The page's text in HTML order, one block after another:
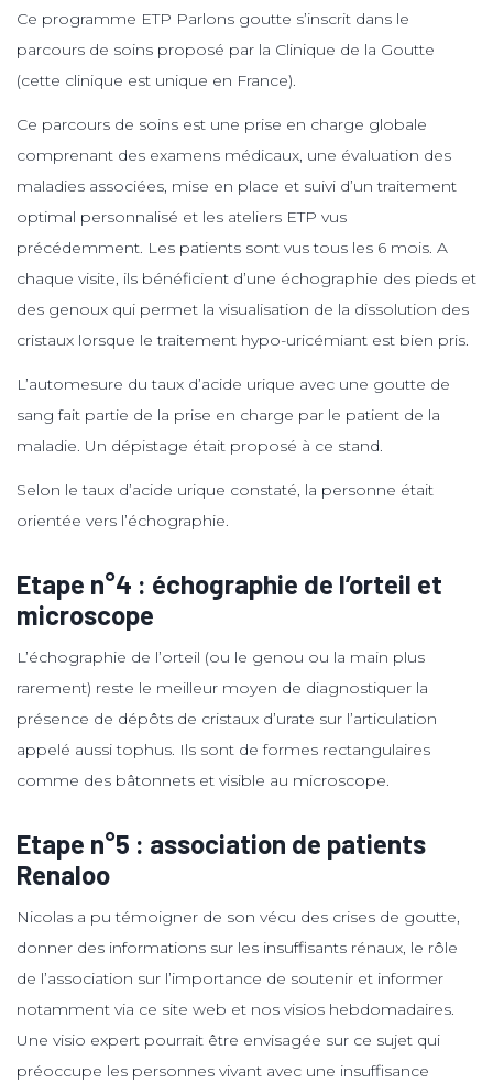
Ce programme ETP Parlons goutte s’inscrit dans le
parcours de soins proposé par la Clinique de la Goutte
(cette clinique est unique en France).
Ce parcours de soins est une prise en charge globale
comprenant des examens médicaux, une évaluation des
maladies associées, mise en place et suivi d’un traitement
optimal personnalisé et les ateliers ETP vus
précédemment. Les patients sont vus tous les 6 mois. A
chaque visite, ils bénéficient d’une échographie des pieds et
des genoux qui permet la visualisation de la dissolution des
cristaux lorsque le traitement hypo-uricémiant est bien pris.
L’automesure du taux d’acide urique avec une goutte de
sang fait partie de la prise en charge par le patient de la
maladie. Un dépistage était proposé à ce stand.
Selon le taux d’acide urique constaté, la personne était
orientée vers l’échographie.
Etape n°4 : échographie de l’orteil et
microscope
L’échographie de l’orteil (ou le genou ou la main plus
rarement) reste le meilleur moyen de diagnostiquer la
présence de dépôts de cristaux d’urate sur l’articulation
appelé aussi tophus. Ils sont de formes rectangulaires
comme des bâtonnets et visible au microscope.
Etape n°5 : association de patients
Renaloo
Nicolas a pu témoigner de son vécu des crises de goutte,
donner des informations sur les insuffisants rénaux, le rôle
de l’association sur l’importance de soutenir et informer
notamment via ce site web et nos visios hebdomadaires.
Une visio expert pourrait être envisagée sur ce sujet qui
préoccupe les personnes vivant avec une insuffisance